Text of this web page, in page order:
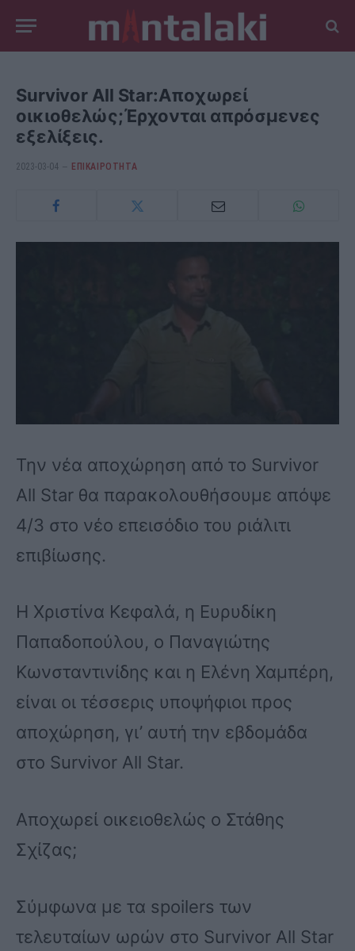
Survivor All Star:Αποχωρεί
οικιοθελώς;Έρχονται απρόσμενες
εξελίξεις.
2023-03-04 ΕΠΙΚΑΙΡΟΤΗΤΑ
Την νέα αποχώρηση από το Survivor
All Star θα παρακολουθήσουμε απόψε
4/3 στο νέο επεισόδιο του ριάλιτι
επιβίωσης.
Η Χριστίνα Κεφαλά, η Ευρυδίκη
Παπαδοπούλου, ο Παναγιώτης
Κωνσταντινίδης και η Ελένη Χαμπέρη,
είναι οι τέσσερις υποψήφιοι προς
αποχώρηση, γι’ αυτή την εβδομάδα
στο Survivor All Star.
Αποχωρεί οικειοθελώς ο Στάθης
Σχίζας;
Σύμφωνα με τα spoilers των
τελευταίων ωρών στο Survivor All Star